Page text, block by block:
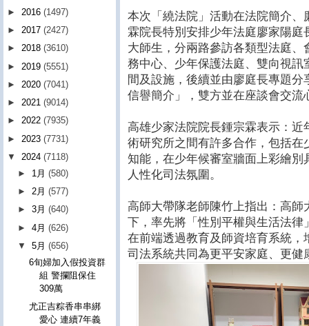
本次「繞法院」活動在法院簡介
霖院長特別安排少年法庭廖家陽
大師生，分兩路參訪各類型法庭
務中心、少年保護法庭、雙向視
間及設施，後續並由廖庭長專題
信譽簡介」，雙方並在座談會交流
高雄少家法院院長鍾宗霖表示：
術研究所之間有許多合作，包括
知能，在少年候審室牆面上彩繪
人性化司法氛圍。
高師大帶隊老師陳竹上指出：高
下，率先將「性別平權與生活法
在前端透過教育及師資培育系統
司法系統共同為更平安家庭、更健
► 2016 (1497)
► 2017 (2427)
► 2018 (3610)
► 2019 (5551)
► 2020 (7041)
► 2021 (9014)
► 2022 (7935)
► 2023 (7731)
▼ 2024 (7118)
► 1月(580)
►2月(577)
►3月(640)
►4月(626)
▼5月(656)
6旬婦加入假投資群
組 警攔阻保住
309萬
尤正吉粽香串串綁
愛心 連續7年義